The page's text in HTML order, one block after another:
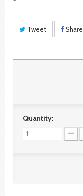
Tweet Share
Quantity: